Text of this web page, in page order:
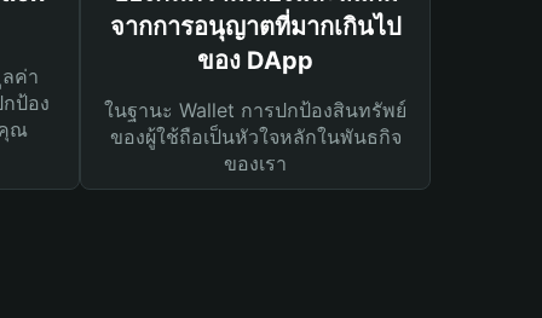
ค่า
ป้อง
ณ
จากการอนุญาตที่มากเกินไป
ของ DApp
ในฐานะ Wallet การปกป้องสินทรัพย์
ของผู้ใช้ถือเป็นหัวใจหลักในพันธกิจ
ของเรา